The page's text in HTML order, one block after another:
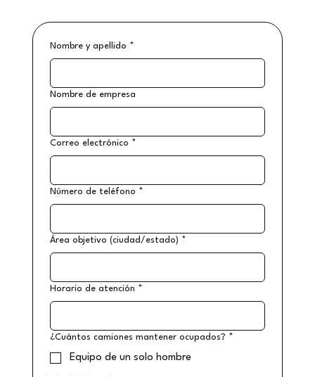
Nombre y apellido *
Nombre de empresa
Correo electrónico *
Número de teléfono *
Área objetivo (ciudad/estado) *
Horario de atención *
¿Cuántos camiones mantener ocupados? *
Equipo de un solo hombre